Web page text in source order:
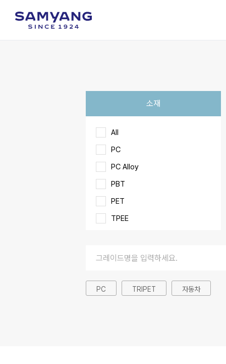
소재
All
PC
PC Alloy
PBT
PET
TPEE
ABS
PC TRIPET 자동차